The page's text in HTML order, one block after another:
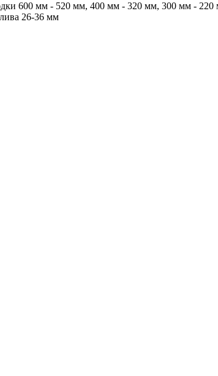
600 мм - 520 мм, 400 мм - 320 мм, 300 мм - 220
26-36 мм